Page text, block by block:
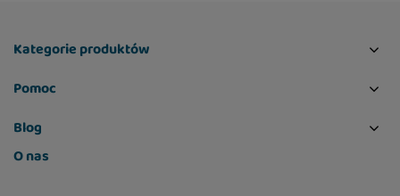
Kategorie produktów
Pomoc
Blog
O nas